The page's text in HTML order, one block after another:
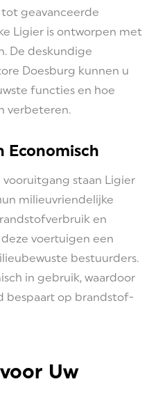
geavanceerde
Ligier is ontworpen met
De deskundige
Doesburg kunnen u
functies en hoe
verbeteren.
Economisch
staan Ligier
milieuvriendelijke
en
voertuigen een
bestuurders.
in gebruik, waardoor
bespaart op brandstof-
Uw